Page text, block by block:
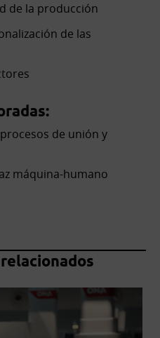
de la producción
de las
de unión y
máquina-humano